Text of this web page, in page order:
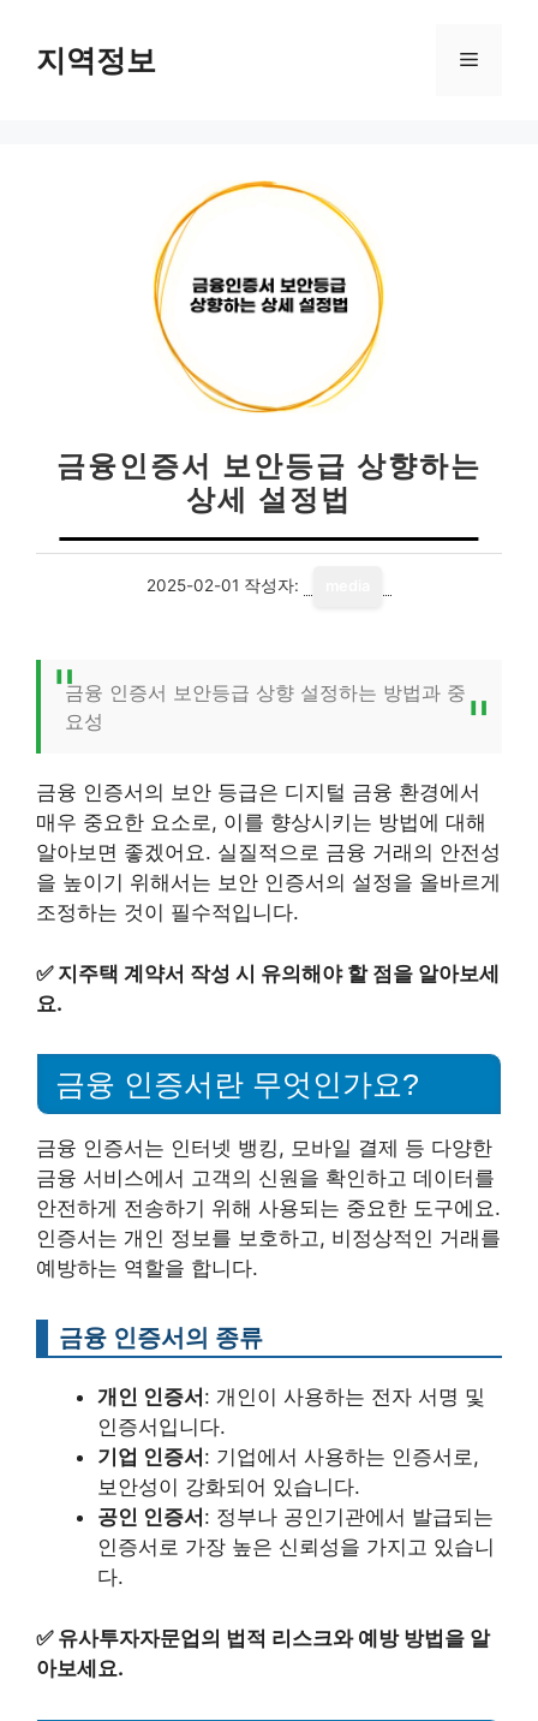
지역정보 메
금융인증서 보안등급 상향하는
상세 설정법
2025-02-01 작성자:
금융 인증서 보안등급 상향 설정하는 방법과 중
요성
금융 인증서의 보안 등급은 디지털 금융 환경에서
매우 중요한 요소로, 이를 향상시키는 방법에 대해
알아보면 좋겠어요. 실질적으로 금융 거래의 안전성
을 높이기 위해서는 보안 인증서의 설정을 올바르게
조정하는 것이 필수적입니다.
✅ 지주택 계약서 작성 시 유의해야 할 점을 알아보세
요.
금융 인증서란 무엇인가요?
금융 인증서는 인터넷 뱅킹, 모바일 결제 등 다양한
금융 서비스에서 고객의 신원을 확인하고 데이터를
안전하게 전송하기 위해 사용되는 중요한 도구에요.
인증서는 개인 정보를 보호하고, 비정상적인 거래를
예방하는 역할을 합니다.
금융 인증서의 종류
개인 인증서 : 개인이 사용하는 전자 서명 및
인증서입니다.
기업 인증서 : 기업에서 사용하는 인증서로,
보안성이 강화되어 있습니다.
공인 인증서 : 정부나 공인기관에서 발급되는
인증서로 가장 높은 신뢰성을 가지고 있습니
다.
✅ 유사투자자문업의 법적 리스크와 예방 방법을 알
아보세요.